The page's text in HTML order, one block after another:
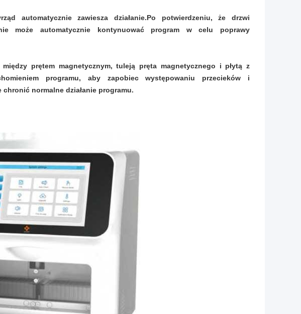
automatycznie zawiesza działanie.Po potwierdzeniu, że drzwi
może automatycznie kontynuować program w celu poprawy
prętem magnetycznym, tuleją pręta magnetycznego i płytą z
programu, aby zapobiec występowaniu przecieków i
normalne działanie programu.